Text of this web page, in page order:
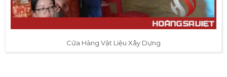
Cửa Hàng Vật Liệu Xây Dựng